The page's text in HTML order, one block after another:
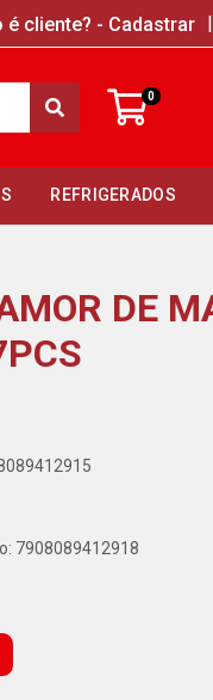
é cliente? - Cadastrar |
0
REFRIGERADOS
DE
7908089412918